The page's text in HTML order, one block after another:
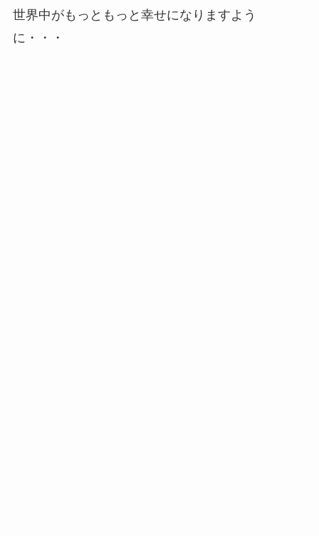
世界中がもっともっと幸せになりますよう
に・・・